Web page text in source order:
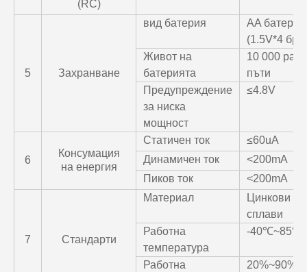
(RC)
5 Захранване
вид батерия
AA батерии
(1.5V*4 бр.)
Живот на
батерията
10 000
пъти
Предупреждение
за ниска
мощност
≤4.8V
6
Консумация
на енергия
Статичен ток
≤60uA
Динамичен ток
<200mA
Пиков ток
<200mA
7 Стандарти
Материал
Цинкови
сплави
Работна
температура
-40℃~85℃
Работна
20%~90%